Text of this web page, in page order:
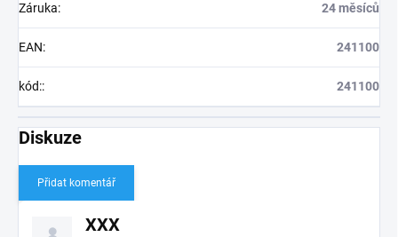
Záruka: 24 měsíců
EAN: 241100
kód:: 241100
Diskuze
Přidat komentář
XXX